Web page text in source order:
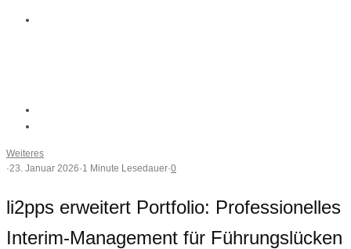
Weiteres
·23. Januar 2026·1 Minute Lesedauer·0
li2pps erweitert Portfolio: Professionelles
Interim-Management für Führungslücken